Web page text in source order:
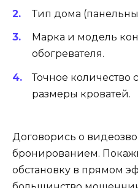
Тип дома
Марка и модель
обогревателя.
Точное количество
размеры кроватей.
Договорись о
бронированием.
обстановку в прямом